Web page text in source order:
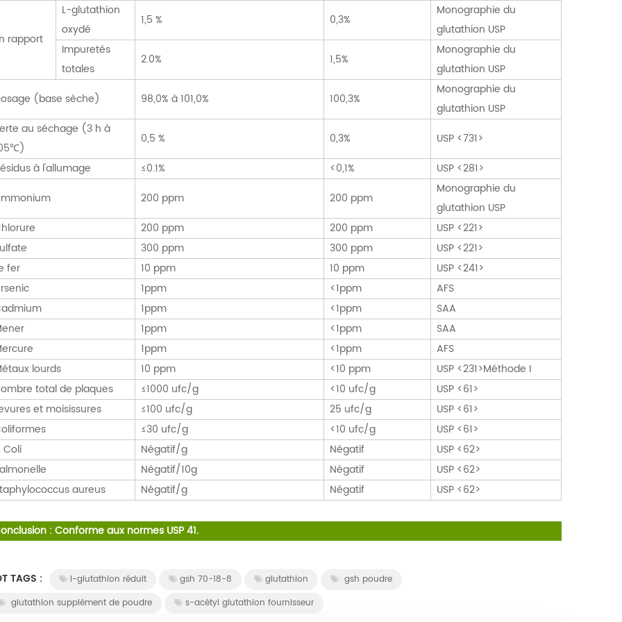
rapport
L-glutathion
oxydé
1,5 % 0,3%
Monographie du
glutathion USP
Impuretés
totales
2.0% 1,5%
Monographie du
glutathion USP
(base sèche)
98,0% à 101,0% 100,3%
Monographie du
glutathion USP
au séchage (3 h à
0,5 % 0,3%
USP <731>
à l'allumage
≤0.1% <0,1%
USP <281>
200 ppm 200 ppm
Monographie du
glutathion USP
200 ppm 200 ppm
USP <221>
300 ppm 300 ppm
USP <221>
fer
10 ppm 10 ppm
USP <241>
1ppm <1ppm
AFS
1ppm <1ppm
SAA
1ppm <1ppm
SAA
1ppm <1ppm
AFS
lourds
10 ppm <10 ppm
USP <231>Méthode I
total de plaques
≤1000 ufc/g <10 ufc/g
USP <61>
et moisissures
≤100 ufc/g 25 ufc/g
USP <61>
≤30 ufc/g <10 ufc/g
USP <61>
Coli
Négatif/g Négatif
USP <62>
Négatif/10g Négatif
USP <62>
aureus
Négatif/g Négatif USP <62>
: Conforme aux normes USP 41.
TAGS : l-glutathion réduit gsh 70-18-8 glutathion
gsh poudre
glutathion supplément de poudre
s-acétyl glutathion fournisseur